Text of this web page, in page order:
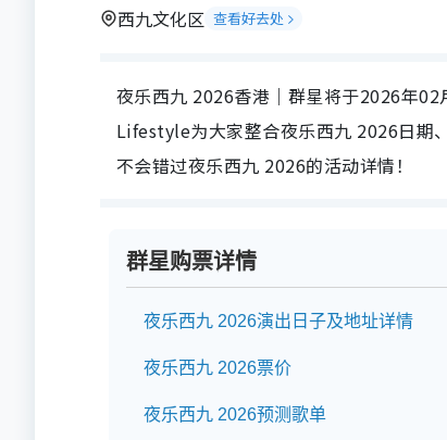
西九文化区 查看好去处
夜乐西九 2026香港｜群星将于2026年
Lifestyle为大家整合夜乐西九 2026日期
不会错过夜乐西九 2026的活动详情！
群星购票详情
夜乐西九 2026演出日子及地址详情
夜乐西九 2026票价
夜乐西九 2026预测歌单